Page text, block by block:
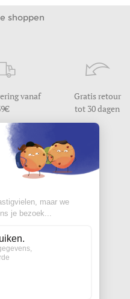
shoppen
vanaf
Gratis retour
tot 30 dagen
uw vraag
van 9u30 tot 17u